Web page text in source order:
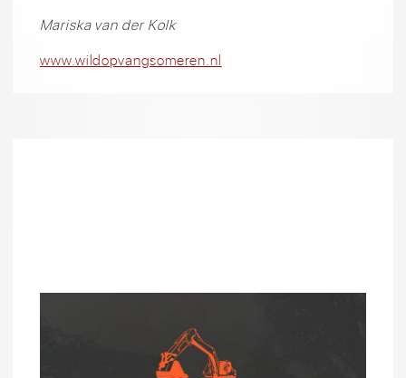
Mariska van der Kolk
www.wildopvangsomeren.nl